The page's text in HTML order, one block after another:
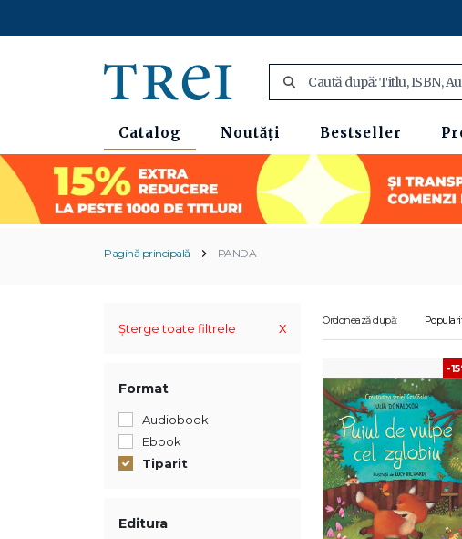
Catalog Noutăți Bestseller
Pagină principală PANDA
Șterge toate filtrele x
Format
Audiobook
Ebook
Tiparit
Editura
Ordonează după:
-